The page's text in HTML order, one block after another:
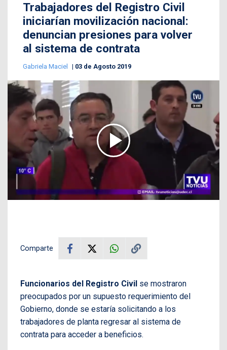
Trabajadores del Registro Civil
iniciarían movilización nacional:
denuncian presiones para volver
al sistema de contrata
Gabriela Maciel 03 de Agosto 2019
Comparte
Funcionarios del Registro Civil se mostraron
preocupados por un supuesto requerimiento del
Gobierno, donde se estaría solicitando a los
trabajadores de planta regresar al sistema de
contrata para acceder a beneficios.